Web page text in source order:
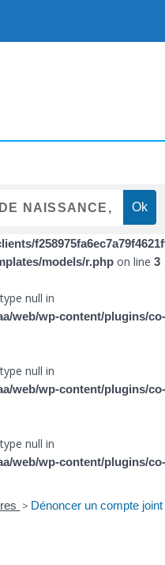
models/r.phpon line 3
null in
web/wp-content/plugins/
null in
web/wp-content/plugins/
null in
web/wp-content/plugins/
> Dénoncer un compte